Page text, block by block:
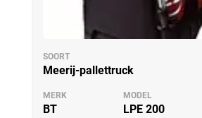
SOORT
Meerij-pallettruck
MERK
BT
MODEL
LPE 200